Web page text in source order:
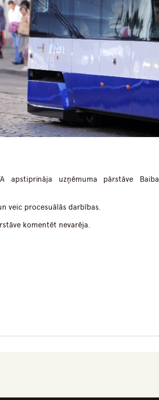
apstiprināja uzņēmuma pārstāve Baiba
veic procesuālās darbības.
komentēt nevarēja.